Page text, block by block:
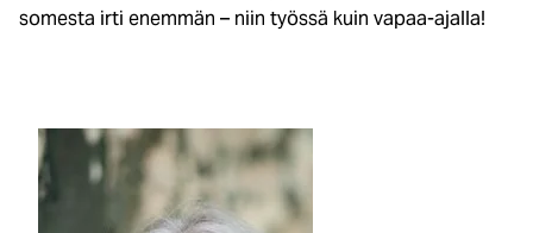
somesta irti enemmän – niin työssä kuin vapaa-ajalla!